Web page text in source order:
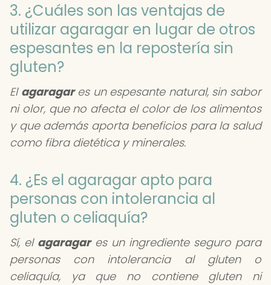
3. ¿Cuáles son las ventajas de
utilizar agaragar en lugar de otros
espesantes en la repostería sin
gluten?
El agaragares un espesante natural, sin sabor
ni olor, que no afecta el color de los alimentos
y que además aporta beneficios para la salud
como fibra dietética y minerales.
4. ¿Es el agaragar apto para
personas con intolerancia al
gluten o celiaquía?
Sí, el agaragares un ingrediente seguro para
personas con intolerancia al gluten o
celiaquía, ya que no contiene gluten ni